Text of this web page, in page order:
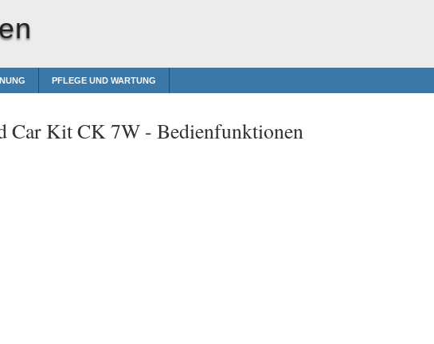
PFLEGE UND WARTUNG
Car Kit CK 7W - Bedienfunktionen